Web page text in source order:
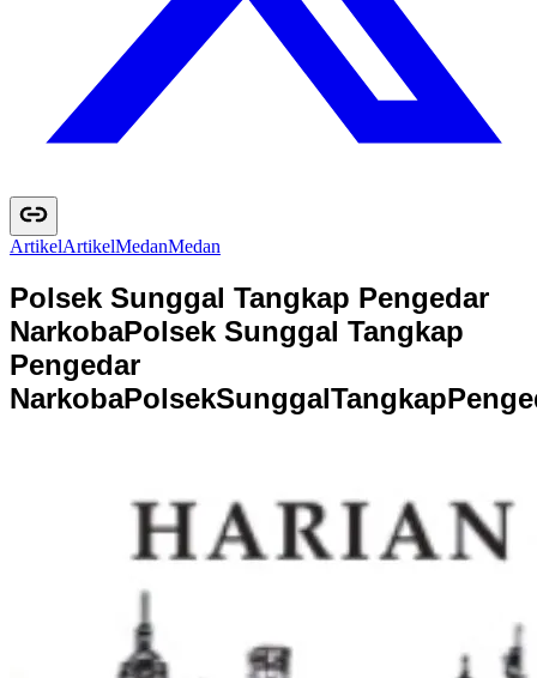
ArtikelArtikelMedanMedan
Polsek Sunggal Tangkap Pengedar
NarkobaPolsek Sunggal Tangkap
Pengedar
NarkobaPolsekSunggalTangkapPenge